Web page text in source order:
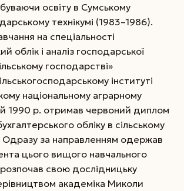
освіту в Сумському
технікумі (1983–1986).
на спеціальності
облік і аналіз господарської
господарстві»
інституті
національному аграрному
й 1990 р. отримав червоний диплом
обліку в сільському
Одразу за направленням одержав
цього вищого навчального
свою дослідницьку
академіка Миколи